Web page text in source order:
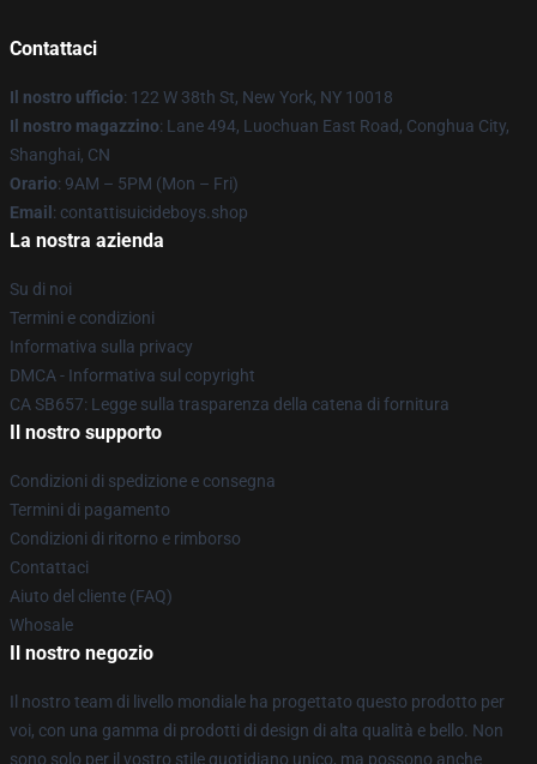
Contattaci
Il nostro ufficio: 122 W 38th St, New York, NY 10018
Il nostro magazzino: Lane 494, Luochuan East Road, Conghua City,
Shanghai, CN
Orario: 9AM – 5PM (Mon – Fri)
Email : contattisuicideboys.shop
La nostra azienda
Su di noi
Termini e condizioni
Informativa sulla privacy
DMCA - Informativa sul copyright
CA SB657: Legge sulla trasparenza della catena di fornitura
Il nostro supporto
Condizioni di spedizione e consegna
Termini di pagamento
Condizioni di ritorno e rimborso
Contattaci
Aiuto del cliente (FAQ)
Whosale
Il nostro negozio
Il nostro team di livello mondiale ha progettato questo prodotto per
voi, con una gamma di prodotti di design di alta qualità e bello. Non
sono solo per il vostro stile quotidiano unico, ma possono anche